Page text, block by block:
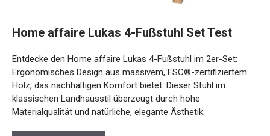
Home affaire Lukas 4-Fußstuhl Set Test
Entdecke den Home affaire Lukas 4-Fußstuhl im 2er-Set:
Ergonomisches Design aus massivem, FSC®-zertifiziertem
Holz, das nachhaltigen Komfort bietet. Dieser Stuhl im
klassischen Landhausstil überzeugt durch hohe
Materialqualität und natürliche, elegante Ästhetik.